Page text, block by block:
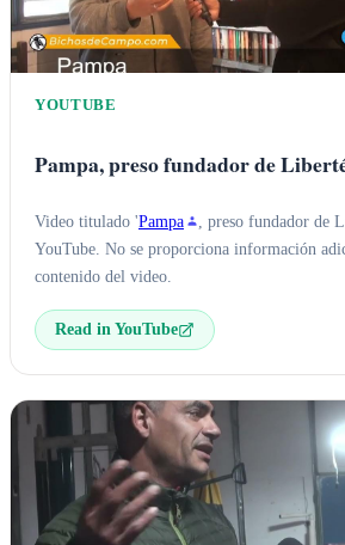
YOUTUBE
Pampa, preso fundador de
Video titulado 'Pampa
, preso fundador de
YouTube. No se proporciona información
contenido del video.
Read in YouTube